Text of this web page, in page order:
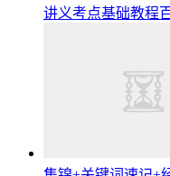
讲义考点基础教程